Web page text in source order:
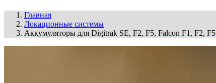
Главная
Локационные системы
Аккумуляторы для Digitrak SE, F2, F5, Falcon F1, F2, F5